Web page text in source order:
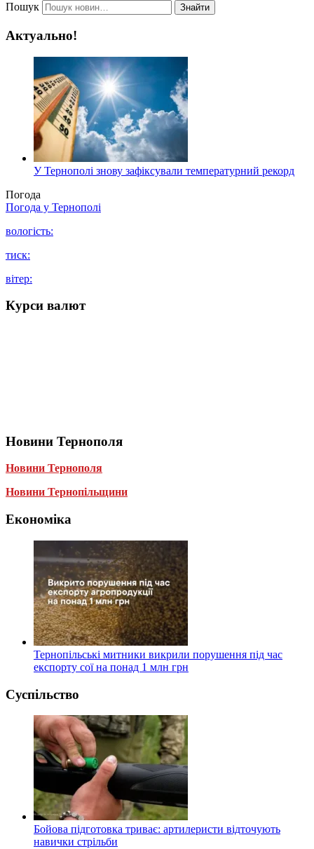
Пошук Знайти
Актуально!
У Тернополі знову зафіксували температурний рекорд
Погода
Погода у Тернополі
вологість:
тиск:
вітер:
Курси валют
Новини Тернополя
Новини Тернополя
Новини Тернопільщини
Економіка
Тернопільські митники викрили порушення під час
експорту сої на понад 1 млн грн
Суспільство
Бойова підготовка триває: артилеристи відточують
навички стрільби